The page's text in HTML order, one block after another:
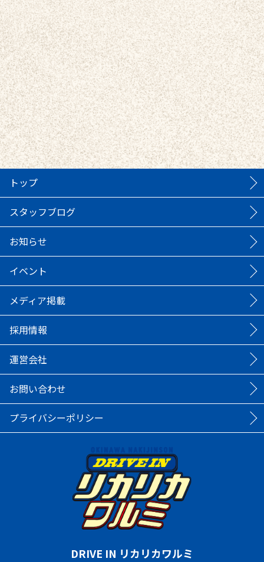
トップ
スタッフブログ
お知らせ
イベント
メディア掲載
採用情報
運営会社
お問い合わせ
プライバシーポリシー
DRIVE IN リカリカワルミ